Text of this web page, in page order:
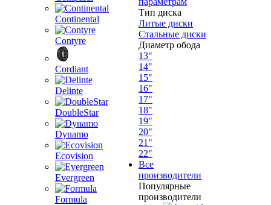
Continental
Contyre
Cordiant
Delinte
DoubleStar
Dynamo
Ecovision
Evergreen
Formula
Тип диска
Литые диски
Стальные диски
Диаметр обода
13"
14"
15"
16"
17"
18"
19"
20"
21"
22"
Все
производители
Популярные
производители